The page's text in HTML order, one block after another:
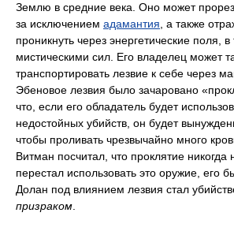
Землю в средние века. Оно может
за исключением адамантия , а также
проникнуть через энергетические поля,
мистическими сил. Его владелец может
транспортировать лезвие к себе через
Эбеновое лезвия было зачаровано
что, если его обладатель будет
недостойных убийств, он будет
чтобы проливать чрезвычайно много
Витман посчитал, что проклятие никогда
перестал использовать это оружие, его
Долан под влиянием лезвия стал
призраком